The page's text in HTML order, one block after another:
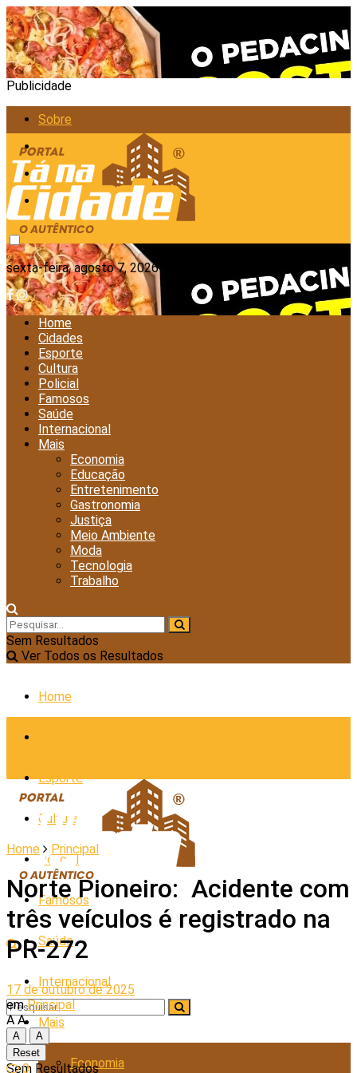
Publicidade
Sobre
Anunciar
Política de Privacidade
Contato
sexta-feira, agosto 7, 2026
Home
Cidades
Esporte
Cultura
Policial
Famosos
Saúde
Internacional
Mais
Economia
Educação
Entretenimento
Gastronomia
Justiça
Meio Ambiente
Moda
Tecnologia
Trabalho
Sem Resultados
Ver Todos os Resultados
Home
Esporte
Cultura
Policial
Famosos
Saúde
Internacional
Mais
Economia
Sem Resultados
Home Principal
Norte Pioneiro: Acidente com
três veículos é registrado na
PR-272
17 de outubro de 2025
em Principal
A A
A
A
Reset
0